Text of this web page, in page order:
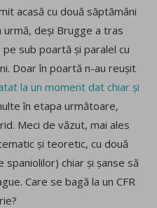
acasă cu două săptămâni
urmă, deși Brugge a tras
sub poartă și paralel cu
Doar în poartă n-au reușit
la un moment dat chiar și
în etapa următoare,
Meci de văzut, mai ales
și teoretic, cu două
chiar și șanse să
Care se bagă la un CFR